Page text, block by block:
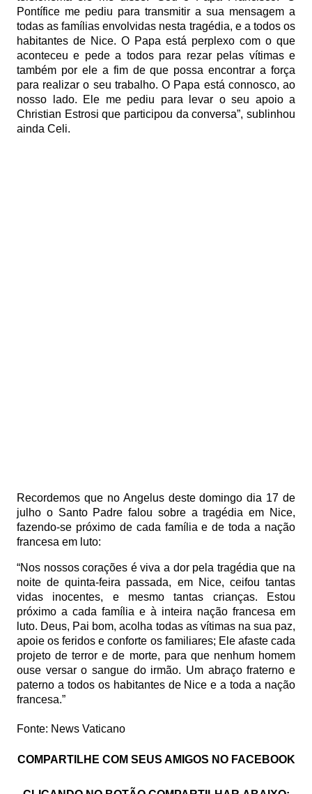
Pontífice me pediu para transmitir a sua mensagem a
todas as famílias envolvidas nesta tragédia, e a todos os
habitantes de Nice. O Papa está perplexo com o que
aconteceu e pede a todos para rezar pelas vítimas e
também por ele a fim de que possa encontrar a força
para realizar o seu trabalho. O Papa está connosco, ao
nosso lado. Ele me pediu para levar o seu apoio a
Christian Estrosi que participou da conversa”, sublinhou
ainda Celi.
Recordemos que no Angelus deste domingo dia 17 de
julho o Santo Padre falou sobre a tragédia em Nice,
fazendo-se próximo de cada família e de toda a nação
francesa em luto:
“Nos nossos corações é viva a dor pela tragédia que na
noite de quinta-feira passada, em Nice, ceifou tantas
vidas inocentes, e mesmo tantas crianças. Estou
próximo a cada família e à inteira nação francesa em
luto. Deus, Pai bom, acolha todas as vítimas na sua paz,
apoie os feridos e conforte os familiares; Ele afaste cada
projeto de terror e de morte, para que nenhum homem
ouse versar o sangue do irmão. Um abraço fraterno e
paterno a todos os habitantes de Nice e a toda a nação
francesa.”
Fonte: News Vaticano
COMPARTILHE COM SEUS AMIGOS NO FACEBOOK